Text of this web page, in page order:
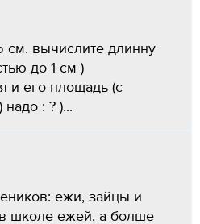
см. вычислите длинну
до 1 см )
и его площадь (с
: ? )...
ежи, зайцы и
школе ежей, а болше